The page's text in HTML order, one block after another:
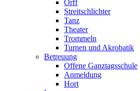
Orff
Streitschlichter
Tanz
Theater
Trommeln
Turnen und Akrobatik
Betreuung
Offene Ganztagsschule
Anmeldung
Hort